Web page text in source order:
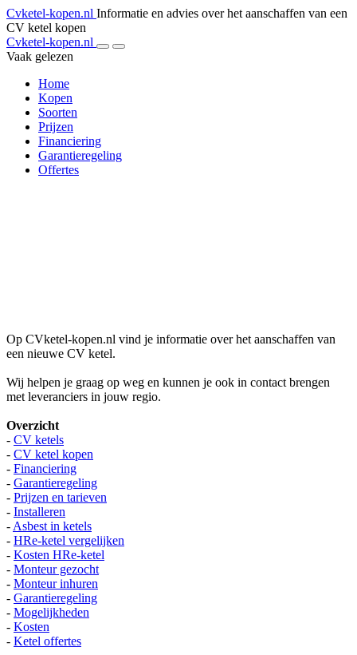
Cvketel-kopen.nl Informatie en advies over het aanschaffen van een
CV ketel kopen
Cvketel-kopen.nl
Vaak gelezen
Home
Kopen
Soorten
Prijzen
Financiering
Garantieregeling
Offertes
Op CVketel-kopen.nl vind je informatie over het aanschaffen van
een nieuwe CV ketel.
Wij helpen je graag op weg en kunnen je ook in contact brengen
met leveranciers in jouw regio.
Overzicht
- CV ketels
- CV ketel kopen
- Financiering
- Garantieregeling
- Prijzen en tarieven
- Installeren
- Asbest in ketels
- HRe-ketel vergelijken
- Kosten HRe-ketel
- Monteur gezocht
- Monteur inhuren
- Garantieregeling
- Mogelijkheden
- Kosten
- Ketel offertes